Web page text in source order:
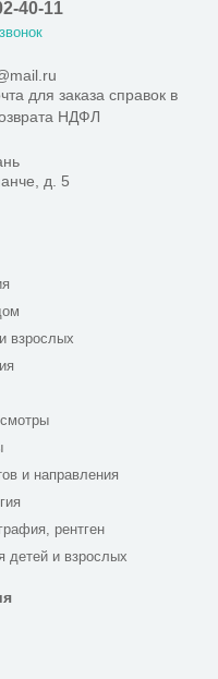
40-11
для заказа справок в
НДФЛ
д. 5
взрослых
и направления
рентген
детей и взрослых